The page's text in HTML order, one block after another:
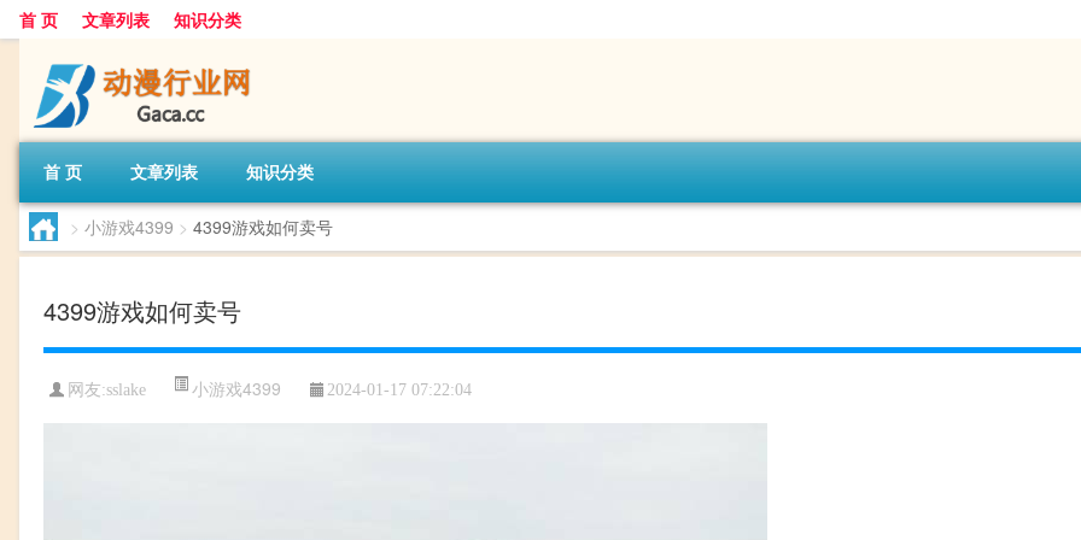
首 页 文章列表 知识分类
首 页 文章列表 知识分类
> 小游戏4399 > 4399游戏如何卖号
4399游戏如何卖号
网友:sslake 小游戏4399 2024-01-17 07:22:04